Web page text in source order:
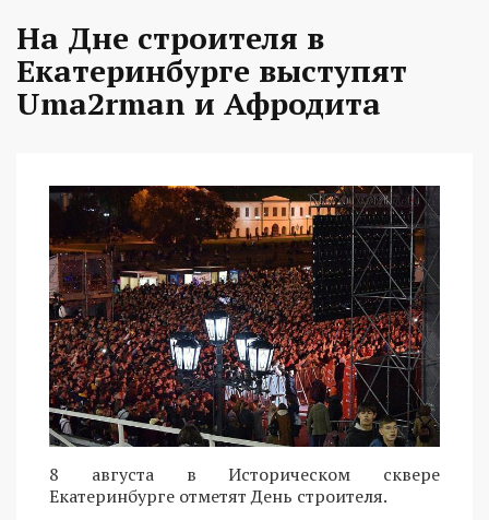
На Дне строителя в
Екатеринбурге выступят
Uma2rman и Афродита
8 августа в Историческом сквере
Екатеринбурге отметят День строителя.